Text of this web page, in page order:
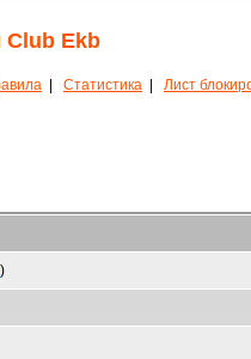
Club Ekb
Статистика Лист
)